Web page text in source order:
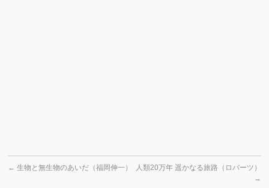
← 生物と無生物のあいだ（福岡伸一）
人類20万年 遥かなる旅路（ロバーツ）
→